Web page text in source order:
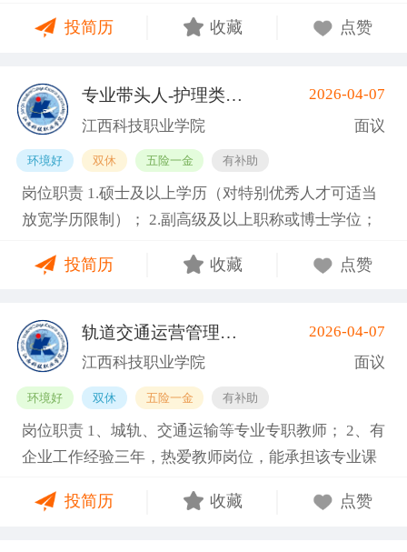
龄一般不超过55周岁，特别优秀者可适当放宽，最高
息工程类 职位类型：学科带头人/学术骨干 工作地
点：江西南昌南昌县向塘镇向塘北大道1389号 招聘人
数： 3 工作性质：全职 其他要求 学历要求：硕士研究
生 职称要求：职称不限 工作经验：5-10年 年龄要
求：不限 海外经历：海外经历不限 政治面貌：不限
需求专业：计算机科学与技术, 人工智能 报名方式：
以上学历（对特别优秀人才可适当放宽学历限制）；
有代表性成果（获奖、论文、专著、学术译著、专
利、咨询报告等）和主持参与的科研项目； 4.具有招
聘岗位所需的任职资格、职业资格、技能要求和身体
条件； 5.熟悉学院专业建设、人才培养工作和教学科
研管理，在本学科领域具有一定的学术水平和影响
力； 6.专业要求：工业机器人技术、电气自动化技
体健康，能够全职到岗工作。副教授及以上职称者年
不超过63周岁。 基本信息 职位名称：专业带头人-机
电工程类 职位类型：学科带头人/学术骨干 工作地
点：江西南昌南昌县向塘镇向塘北大道1389号 招聘人
数： 3 工作性质：全职 其他要求 学历要求：硕士研究
生 职称要求：副高级职称 工作经验：5-10年 年龄要
求：不限 海外经历：海外经历不限 政治面貌：不限
xy@163.com
著、学术译著、专利、咨询报告等）和主持参与的科
格、技能要求和身体条件； 5.熟悉学院专业建设、人
才培养工作和教学科研管理，在本学科领域具有一定
的学术水平和影响力； 6.专业要求：交通运输工程
类、信息与通信工程类等相关专业领域。 7.身体健
康，能够全职到岗工作。副教授及以上职称者年龄一
般不超过55周岁，特别优秀者可适当放宽，最高不超
人才可适当放宽学历限制）； 2.副高级及以上职称或
论文、专著、学术译著、专利、咨询报告等）和主持
参与的科研项目； 4.具有招聘岗位所需的任职资格、
职业资格、技能要求和身体条件； 5.熟悉学院专业建
设、人才培养工作和教学科研管理，在本学科领域具
有一定的学术水平和影响力； 6.专业要求：交通运输
工程类、信息与通信工程类等相关专业领域。 7.身体
一般不超过55周岁，特别优秀者可适当放宽，最高不
投简历 收藏 点赞
专业带头人-护理类(南昌县)
2026-04-07
江西科技职业学院
面议
环境好 双休 五险一金 有补助
岗位职责 1.硕士及以上学历（对特别优秀人才可适当
放宽学历限制）； 2.副高级及以上职称或博士学位；
著、学术译著、专利、咨询报告等）和主持参与的科
格、技能要求和身体条件； 5.熟悉学院专业建设、人
才培养工作和教学科研管理，在本学科领域具有一定
的学术水平和影响力； 6.专业要求：康复治疗技术、
护理、基础医学、临床医学、公共卫生与预防医学、
医学技术等相关专业领域。 7.身体健康，能够全职到
岗工作。副教授及以上职称者年龄一般不超过55周
职要求 1.硕士及以上学历；（对特别优秀人才可适当
投简历 收藏 点赞
轨道交通运营管理类专职教师 (南昌县)
2026-04-07
江西科技职业学院
面议
环境好 双休 五险一金 有补助
岗位职责 1、城轨、交通运输等专业专职教师； 2、有
企业工作经验三年，热爱教师岗位，能承担该专业课
一定年限的相应工作经历或者实践经验，“双师型”教
投简历 收藏 点赞